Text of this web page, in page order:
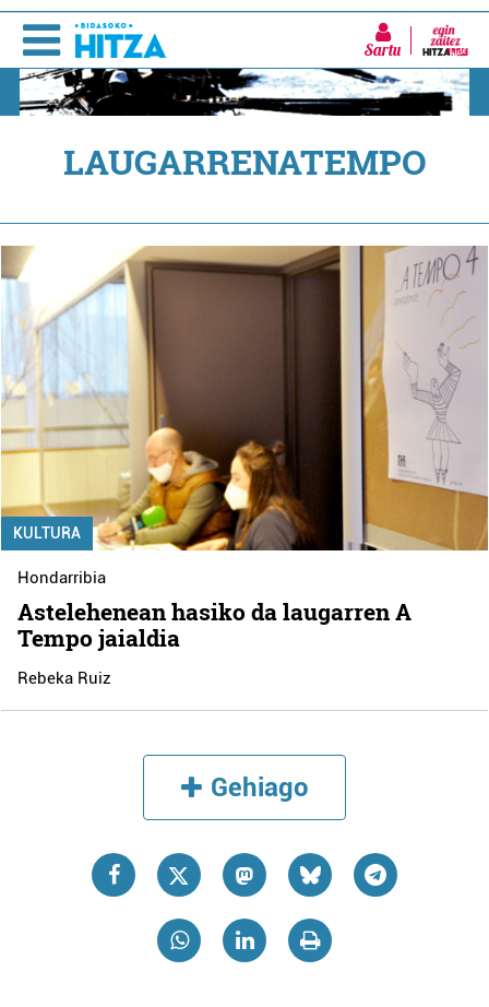
Sartu
LAUGARRENATEMPO
KULTURA
Hondarribia
Astelehenean hasiko da laugarren A
Tempo jaialdia
Rebeka Ruiz
Gehiago